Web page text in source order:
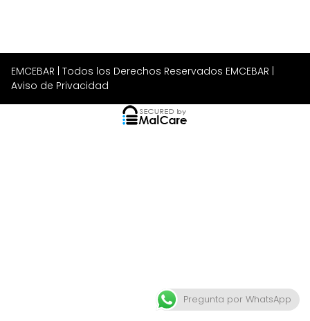
EMCEBAR | Todos los Derechos Reservados EMCEBAR |
Aviso de Privacidad
Pregunta por WhatsApp